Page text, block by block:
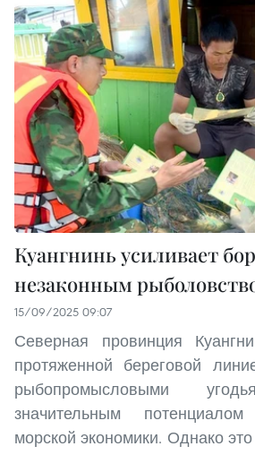
Куангнинь усиливает
незаконным
15/09/2025 09:07
Северная провинция
протяженной береговой
рыбопромысловыми
значительным
морской экономики. Однако